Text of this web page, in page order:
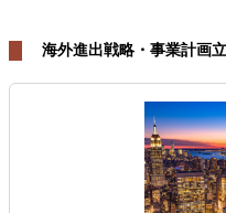
海外進出戦略・事業計画